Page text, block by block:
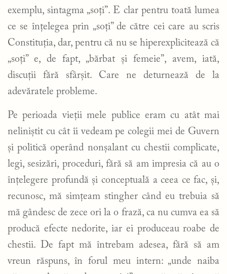
exemplu, sintagma „soți”. E clar pentru toată lumea
ce se înțelegea prin „soți” de către cei care au scris
Constituția, dar, pentru că nu se hiperexplicitează că
„soți” e, de fapt, „bărbat și femeie”, avem, iată,
discuții fără sfârșit. Care ne deturnează de la
adevăratele probleme.
Pe perioada vieții mele publice eram cu atât mai
neliniștit cu cât îi vedeam pe colegii mei de Guvern
și politică operând nonșalant cu chestii complicate,
legi, sesizări, proceduri, fără să am impresia că au o
înțelegere profundă și conceptuală a ceea ce fac, și,
recunosc, mă simțeam stingher când eu trebuia să
mă gândesc de zece ori la o frază, ca nu cumva ea să
producă efecte nedorite, iar ei produceau roabe de
chestii. De fapt mă întrebam adesea, fără să am
vreun răspuns, în forul meu intern: „unde naiba